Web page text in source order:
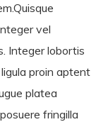
vel
Integer lobortis
proin aptent
platea
fringilla